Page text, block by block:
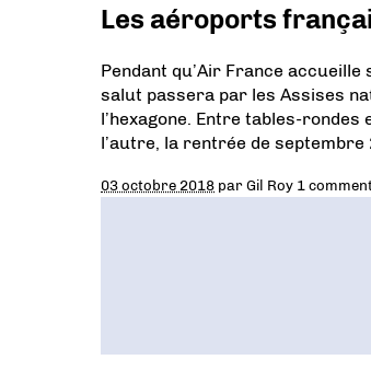
Les aéroports
Pendant qu’Air France
salut passera par les Assises
l’hexagone. Entre tables-
l’autre, la rentrée de
03 octobre 2018 parGil Roy 1